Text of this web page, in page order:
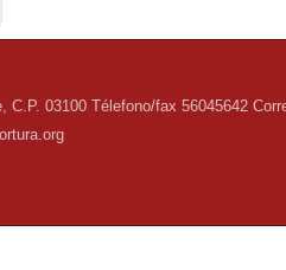
C.P. 03100 Télefono/fax 56045642